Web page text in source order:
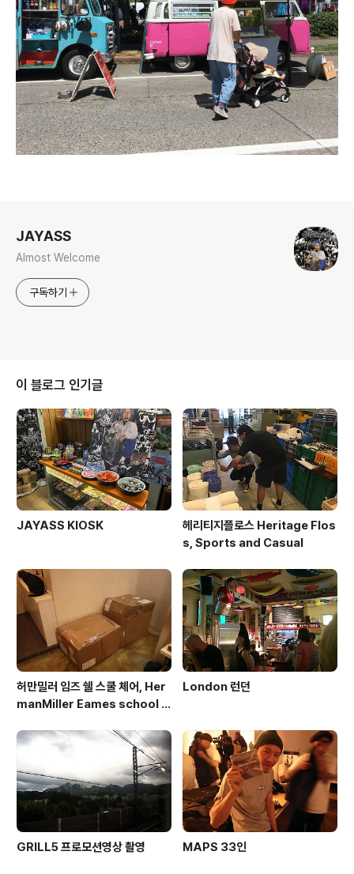
JAYASS
Almost Welcome
구독하기
이 블로그 인기글
JAYASS KIOSK
헤리티지플로스 Heritage Flos
s, Sports and Casual
허만밀러 임즈 쉘 스쿨 체어, Her
manMiller Eames school c
London 런던
GRILL5 프로모션영상 촬영 MAPS 33인